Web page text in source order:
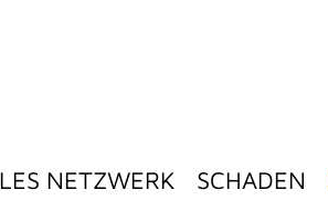
NETZWERK SCHADEN